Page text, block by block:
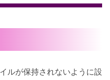
ルが保持されないように設